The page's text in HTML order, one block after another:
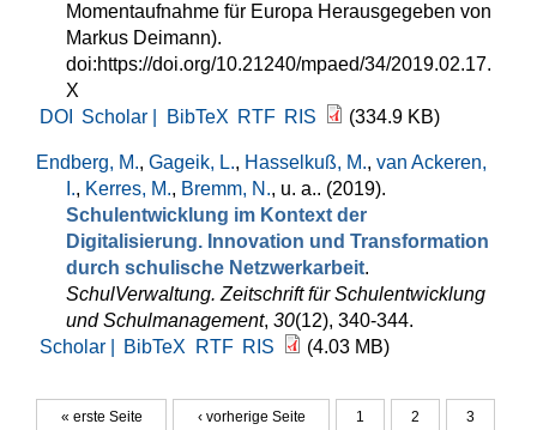
Momentaufnahme für Europa Herausgegeben von
Markus Deimann).
doi:https://doi.org/10.21240/mpaed/34/2019.02.17.
X
DOI
Scholar | BibTeX RTF RIS (334.9 KB)
Endberg, M., Gageik, L., Hasselkuß, M., van Ackeren,
I., Kerres, M., Bremm, N., u. a.. (2019).
Schulentwicklung im Kontext der
Digitalisierung. Innovation und Transformation
durch schulische Netzwerkarbeit.
SchulVerwaltung. Zeitschrift für Schulentwicklung
und Schulmanagement, 30(12), 340-344.
Scholar |
BibTeX RTF RIS (4.03 MB)
« erste Seite ‹ vorherige Seite 1 2 3